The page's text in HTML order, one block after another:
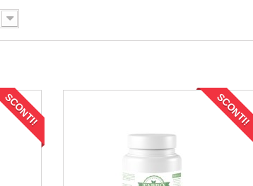
SCONTI! SCONTI!